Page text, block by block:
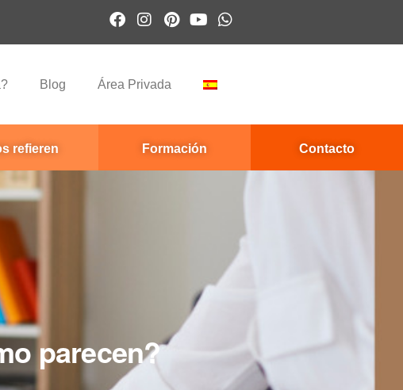
Blog Área Privada
refieren Formación Contacto
parecen?